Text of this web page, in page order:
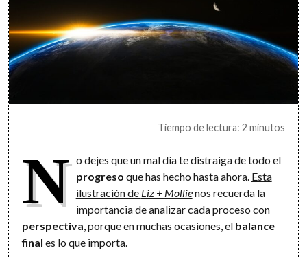
Tiempo de lectura: 2 minutos
N o dejes que un mal día te distraiga de todo el
progreso que has hecho hasta ahora. Esta
ilustración de Liz + Mollienos recuerda la
importancia de analizar cada proceso con
perspectiva, porque en muchas ocasiones, el balance
final es lo que importa.